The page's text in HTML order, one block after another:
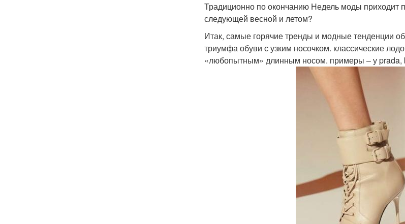
Традиционно по окончанию Недель моды приходит
следующей весной и летом?
Итак, самые горячие тренды и модные тенденции
триумфа обуви с узким носочком. классические
«любопытным» длинным носом. примеры – у prada,